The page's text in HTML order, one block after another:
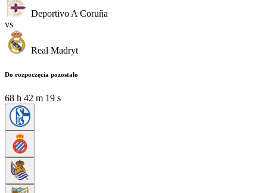
Deportivo A Coruña
vs
Real Madryt
Do rozpoczęcia pozostało
68 h 42 m 17 s